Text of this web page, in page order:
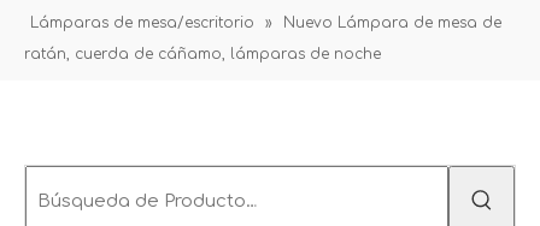
Lámparas de mesa/escritorio
»
Nuevo Lámpara de mesa de
ratán, cuerda de cáñamo, lámparas de noche